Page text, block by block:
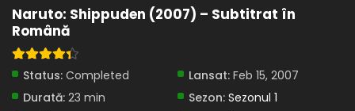
Lacrimile unui Jinchuuriki
Misiune Echipa Kakashi
Eps 8 - Misiune Echipa Kakashi - 7 September, 2025
Naruto: Shippuden (2007) – Subtitrat în
Română
Status: Completed Lansat: Feb 15, 2007
Durată: 23 min Sezon: Sezonul 1